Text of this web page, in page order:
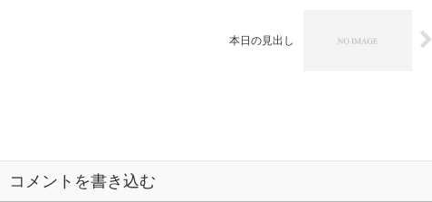
本日の見出し
コメントを書き込む